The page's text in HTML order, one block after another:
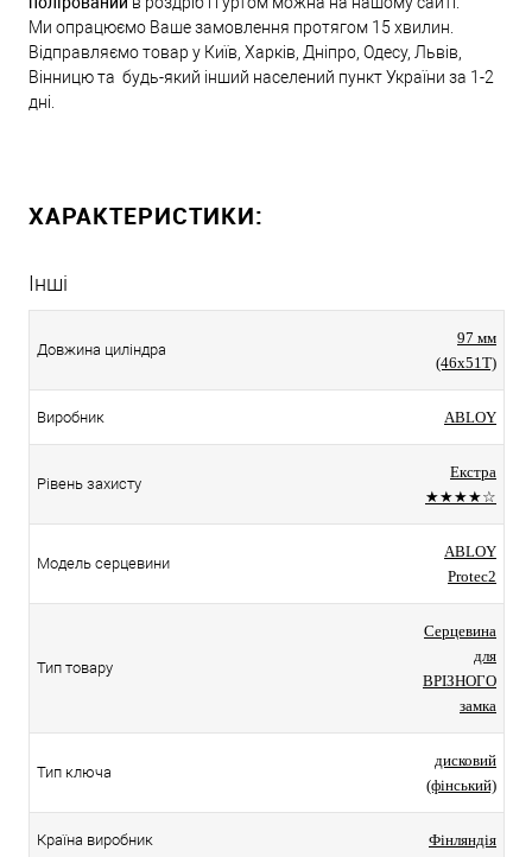
Ми опрацюємо Ваше замовлення протягом 15 хвилин.
Відправляємо товар у Київ, Харків, Дніпро, Одесу, Львів,
Вінницю та будь-який інший населений пункт України за 1-2
дні.
ХАРАКТЕРИСТИКИ:
Інші
Довжина циліндра
97 мм
(46x51T)
Виробник ABLOY
Рівень захисту
Екстра
★★★★☆
Модель серцевини
ABLOY
Protec2
Тип товару
Серцевина
для
ВРІЗНОГО
замка
Тип ключа
дисковий
(фінський)
Країна виробник Фінляндія